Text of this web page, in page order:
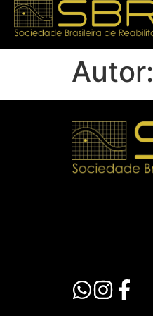
Autor: